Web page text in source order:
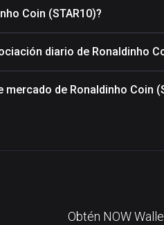
Coin (STAR10)?
diario de Ronaldinho
de Ronaldinho Coin
Obtén NOW